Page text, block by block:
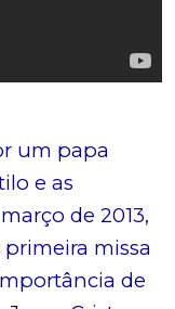
um papa
e as
de 2013,
missa
de